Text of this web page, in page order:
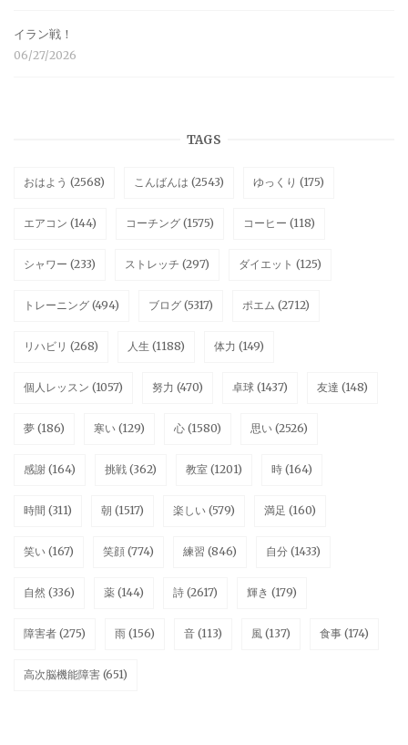
イラン戦！
06/27/2026
TAGS
おはよう (2568) こんばんは (2543) ゆっくり (175)
エアコン (144) コーチング (1575) コーヒー (118)
シャワー (233) ストレッチ (297) ダイエット (125)
トレーニング (494) ブログ (5317) ポエム (2712)
リハビリ (268) 人生 (1188) 体力 (149)
個人レッスン (1057) 努力 (470) 卓球 (1437) 友達 (148)
夢 (186) 寒い (129) 心 (1580) 思い (2526)
感謝 (164) 挑戦 (362) 教室 (1201) 時 (164)
時間 (311) 朝 (1517) 楽しい (579) 満足 (160)
笑い (167) 笑顔 (774) 練習 (846) 自分 (1433)
自然 (336) 薬 (144) 詩 (2617) 輝き (179)
障害者 (275) 雨 (156) 音 (113) 風 (137) 食事 (174)
高次脳機能障害 (651)